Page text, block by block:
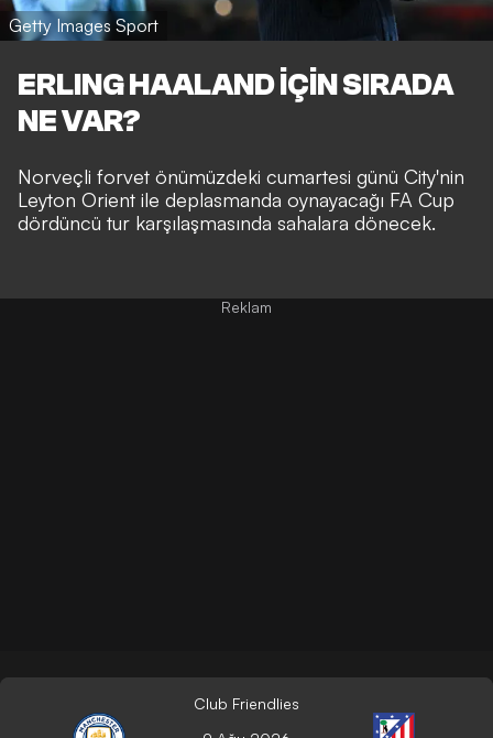
Getty Images Sport
ERLING HAALAND İÇİN SIRADA
NE VAR?
Norveçli forvet önümüzdeki cumartesi günü City'nin
Leyton Orient ile deplasmanda oynayacağı FA Cup
dördüncü tur karşılaşmasında sahalara dönecek.
Club Friendlies